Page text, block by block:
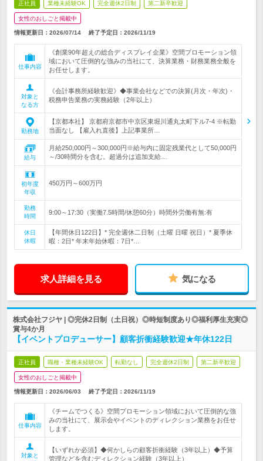
正社員 業種未経験OK 完全週休2日制 第二新卒歓迎
女性のおしごと掲載中
情報更新日：2026/07/14 終了予定日： 2026/11/19
仕事内容
《創業90年超えの総合ディスプレイ企業》空間プロモーション領
域において圧倒的な強みの当社にて、決算業務・財務業務全般を
お任せします。
対象と
なる方
《会計事務所経験歓迎》◆事業会社などでの決算(月次・年次)・
税務申告業務の実務経験（2年以上）
勤務地
【京都本社】 京都府京都市中京区東堀川通丸太町下ル7-4 ※転勤
当面なし 【雇入れ直後】上記事業所…
給与
月給250,000円～300,000円※給与内に固定残業代として50,000円
～/30時間分を含む。超過分は追加支給…
初年度
年収
450万円～600万円
勤務
時間
9:00～17:30（実働7.5時間/休憩60分）時間外労働有無:有
休日
休暇
【年間休日122日】* 完全週休二日制（土曜 日曜 祝日）* 夏季休
暇：2日* 年末年始休暇：7日*…
求人詳細を見る 気になる
株式会社フジヤ | ◎完休2日制（土日祝）◎時短制度あり◎福利厚生充実◎
賞与4か月
【イベントプロデューサー】顧客折衝経験歓迎★年休122日
正社員 職種・業種未経験OK 転勤なし 完全週休2日制 第二新卒歓迎
女性のおしごと掲載中
情報更新日：2026/06/03 終了予定日： 2026/11/19
仕事内容
《チームでつくる》空間プロモーション領域において圧倒的な強
みの当社にて、展示会やイベントのディレクション業務をお任せ
します。
対象と
【いずれか必須】◆何かしらの顧客折衝経験（3年以上）◆予算
管理などを含むディレクション経験（3年以上）